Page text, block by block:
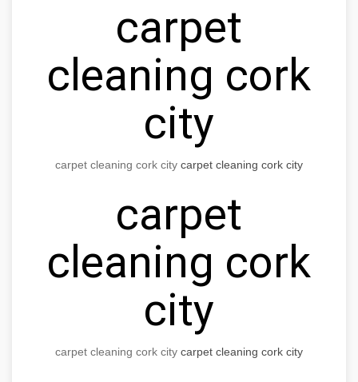
carpet
cleaning cork
city
carpet cleaning cork city carpet cleaning cork city
carpet
cleaning cork
city
carpet cleaning cork city carpet cleaning cork city